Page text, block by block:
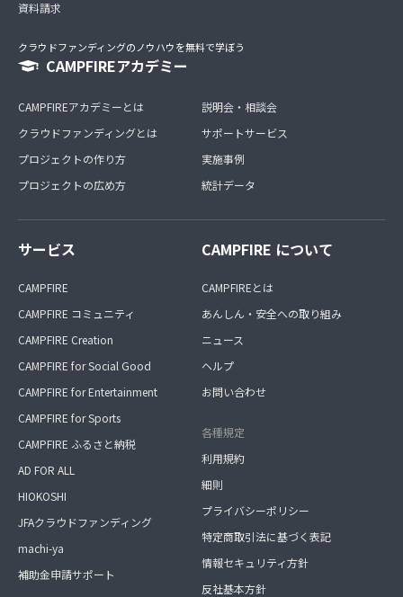
資料請求
クラウドファンディングのノウハウを無料で学ぼう
CAMPFIREアカデミー
CAMPFIREアカデミーとは
クラウドファンディングとは
プロジェクトの作り方
プロジェクトの広め方
説明会・相談会
サポートサービス
実施事例
統計データ
サービス
CAMPFIRE
CAMPFIRE コミュニティ
CAMPFIRE Creation
CAMPFIRE for Social Good
CAMPFIRE for Entertainment
CAMPFIRE for Sports
CAMPFIRE ふるさと納税
AD FOR ALL
HIOKOSHI
JFAクラウドファンディング
machi-ya
補助金申請サポート
CAMPFIRE について
CAMPFIREとは
あんしん・安全への取り組み
ニュース
ヘルプ
お問い合わせ
各種規定
利用規約
細則
プライバシーポリシー
特定商取引法に基づく表記
情報セキュリティ方針
反社基本方針